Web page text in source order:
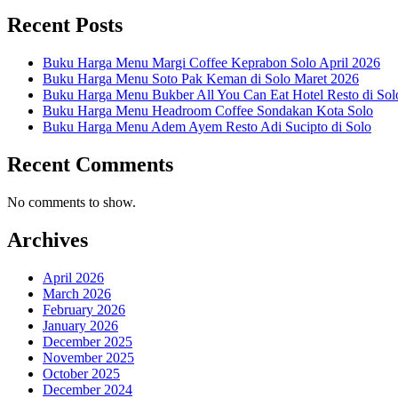
Recent Posts
Buku Harga Menu Margi Coffee Keprabon Solo April 2026
Buku Harga Menu Soto Pak Keman di Solo Maret 2026
Buku Harga Menu Bukber All You Can Eat Hotel Resto di
Buku Harga Menu Headroom Coffee Sondakan Kota Solo
Buku Harga Menu Adem Ayem Resto Adi Sucipto di Solo
Recent Comments
No comments to show.
Archives
April 2026
March 2026
February 2026
January 2026
December 2025
November 2025
October 2025
December 2024